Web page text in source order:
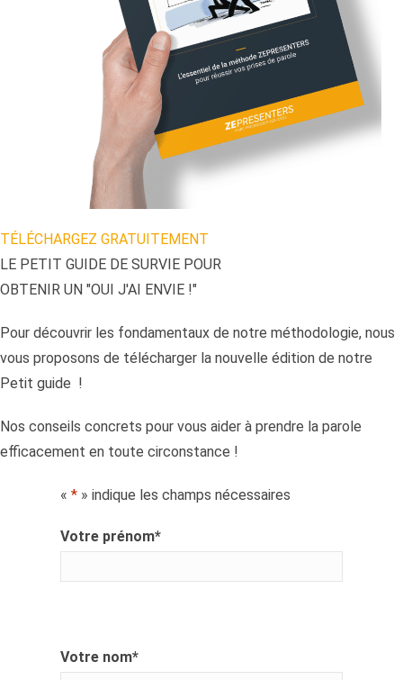
TÉLÉCHARGEZ GRATUITEMENT
LE PETIT GUIDE DE SURVIE POUR
OBTENIR UN "OUI J'AI ENVIE !"
Pour découvrir les fondamentaux de notre méthodologie, nous
vous proposons de télécharger la nouvelle édition de notre
Petit guide !
Nos conseils concrets pour vous aider à prendre la parole
efficacement en toute circonstance !
«* » indique les champs nécessaires
Votre prénom*
Votre nom*